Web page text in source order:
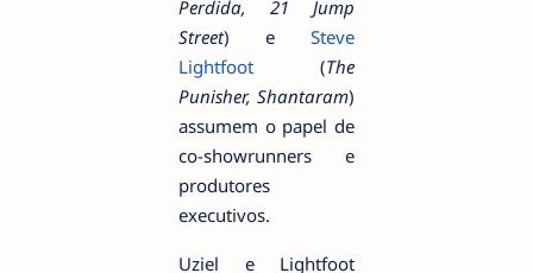
Perdida, 21 Jump
Street) e Steve
Lightfoot (The
Punisher, Shantaram)
assumem o papel de
co-showrunners e
produtores
executivos.
Uziel e Lightfoot